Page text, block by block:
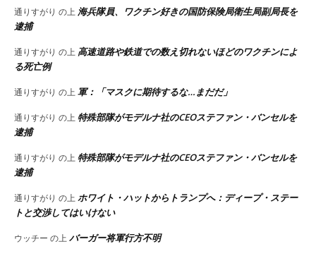
通りすがり の上 海兵隊員、ワクチン好きの国防保険局衛生局副局長を
逮捕
通りすがり の上 高速道路や鉄道での数え切れないほどのワクチンによ
る死亡例
通りすがり の上 軍：「マスクに期待するな…まだだ」
通りすがり の上 特殊部隊がモデルナ社のCEOステファン・バンセルを
逮捕
通りすがり の上 特殊部隊がモデルナ社のCEOステファン・バンセルを
逮捕
通りすがり の上 ホワイト・ハットからトランプへ：ディープ・ステー
トと交渉してはいけない
ウッチー の上 バーガー将軍行方不明